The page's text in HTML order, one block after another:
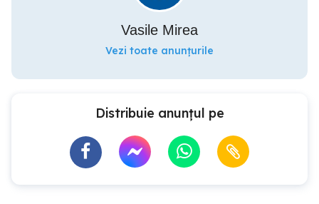
Vasile Mirea
Vezi toate anunțurile
Distribuie anunțul pe